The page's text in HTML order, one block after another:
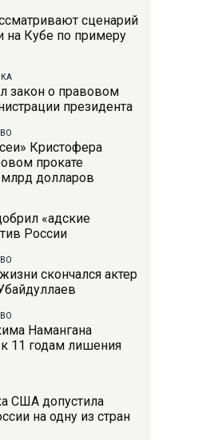
сценарий
на Кубе по примеру
закон о правовом
президента
Кристофера
прокате
долларов
«адские
России
скончался актер
Намангана
11 годам лишения
США допустила
на одну из стран